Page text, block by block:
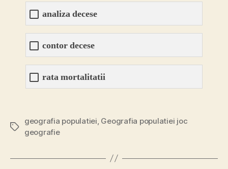
analiza decese
contor decese
rata mortalitatii
Etichete
geografia populatiei Geografia populatiei joc
geografie